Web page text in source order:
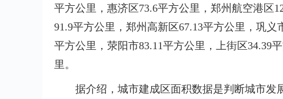
平方公里，惠济区73.6平方公里，郑州航空港区
91.9平方公里，郑州高新区67.13平方公里，巩
平方公里，荥阳市83.11平方公里，上街区34.39
里。
据介绍，城市建成区面积数据是判断城市